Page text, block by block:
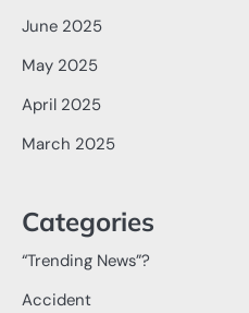
June 2025
May 2025
April 2025
March 2025
Categories
“Trending News”?
Accident